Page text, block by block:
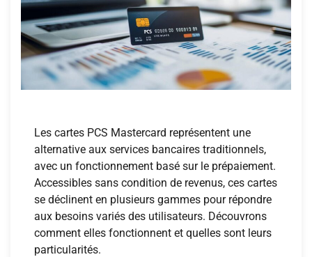
Les cartes PCS Mastercard représentent une
alternative aux services bancaires traditionnels,
avec un fonctionnement basé sur le prépaiement.
Accessibles sans condition de revenus, ces cartes
se déclinent en plusieurs gammes pour répondre
aux besoins variés des utilisateurs. Découvrons
comment elles fonctionnent et quelles sont leurs
particularités.